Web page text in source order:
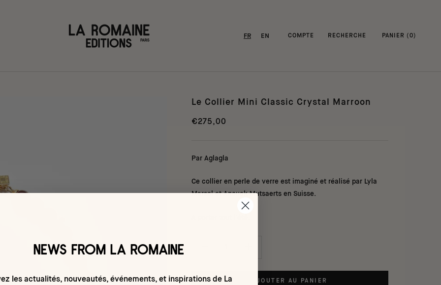
FR EN COMPTE RECHERCHE PANIER ( 0)
Le Collier Mini Classic Crystal Marroon
€275,00
Par Aglagla
Ce collier en perle de verre est imaginé et réalisé par Lyla
Marsol et Anouck Mutsaerts en Suisse.
AJOUTER AU PANIER
NEWS FROM LA ROMAINE
les actualités, nouveautés, événements, et inspirations de La